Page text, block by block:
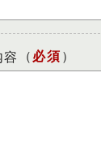
容 （ 必須 ）